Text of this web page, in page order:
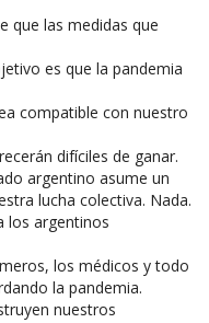
que las medidas que
es que la pandemia
compatible con nuestro
difíciles de ganar.
argentino asume un
lucha colectiva. Nada.
los argentinos
los médicos y todo
la pandemia.
nuestros